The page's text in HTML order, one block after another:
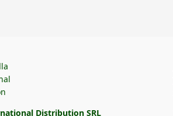
Distribution SRL